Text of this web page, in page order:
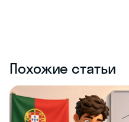
Похожие статьи